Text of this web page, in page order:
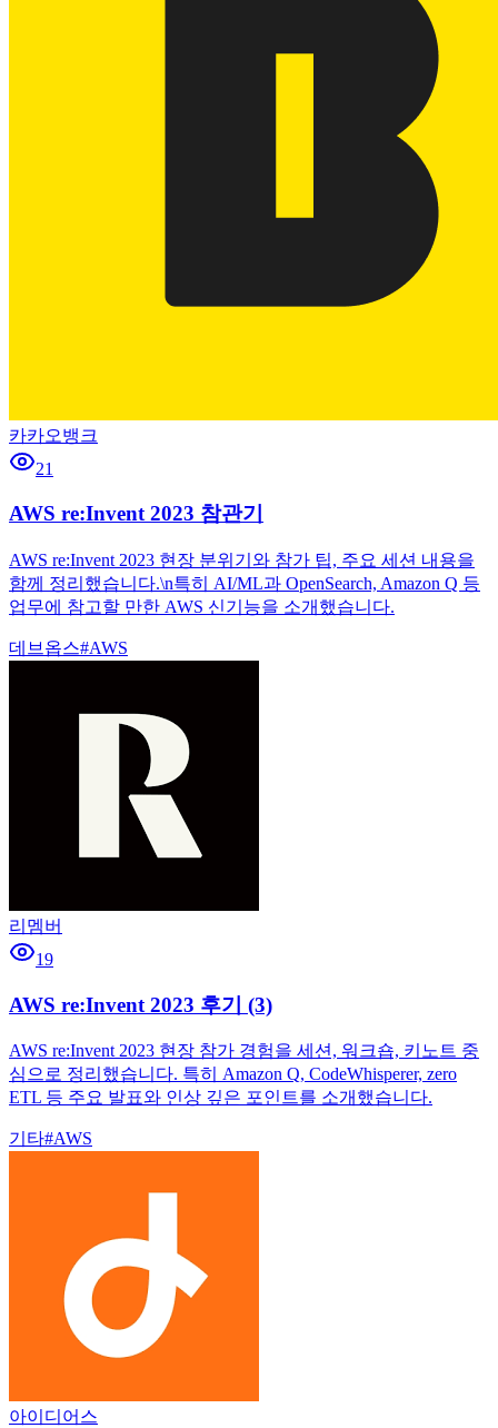
카카오뱅크
21
AWS re:Invent 2023 참관기
AWS re:Invent 2023 현장 분위기와 참가 팁, 주요 세션 내용을
함께 정리했습니다.\n특히 AI/ML과 OpenSearch, Amazon Q 등
업무에 참고할 만한 AWS 신기능을 소개했습니다.
데브옵스#AWS
리멤버
19
AWS re:Invent 2023 후기 (3)
AWS re:Invent 2023 현장 참가 경험을 세션, 워크숍, 키노트 중
심으로 정리했습니다. 특히 Amazon Q, CodeWhisperer, zero
ETL 등 주요 발표와 인상 깊은 포인트를 소개했습니다.
기타#AWS
아이디어스